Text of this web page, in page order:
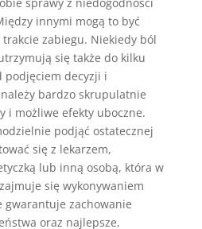
innymi mogą to być
zabiegu. Niekiedy ból
się także do kilku
podjęciem decyzji i
bardzo skrupulatnie
i możliwe efekty uboczne.
podjąć ostatecznej
się z lekarzem,
lub inną osobą, która w
się wykonywaniem
gwarantuje zachowanie
oraz najlepsze,